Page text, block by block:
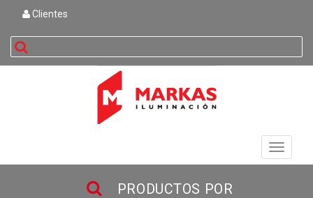
Clientes
buscar
Toggle
PRODUCTOS POR